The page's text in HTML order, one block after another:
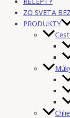
ZO SVETA
PRODUKTY